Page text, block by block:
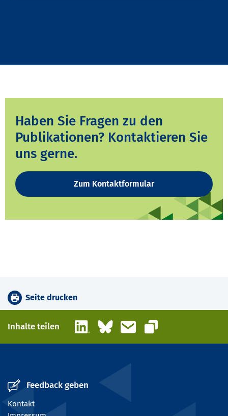
Haben Sie Fragen zu den
Publikationen? Kontaktieren Sie
uns gerne.
Zum Kontaktformular
Seite drucken
Inhalte teilen LinkedInBlueskyE-Mail
Link kopieren
Feedback geben
Kontakt